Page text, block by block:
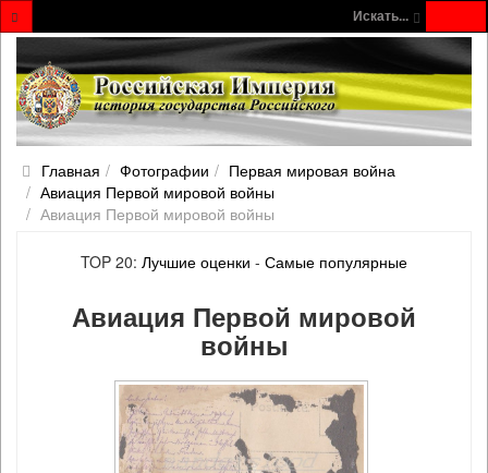
Искать...
Главная Фотографии
Первая мировая война
Авиация Первой мировой войны
Авиация Первой мировой войны
TOP 20: Лучшие оценки - Самые популярные
Авиация Первой мировой
войны